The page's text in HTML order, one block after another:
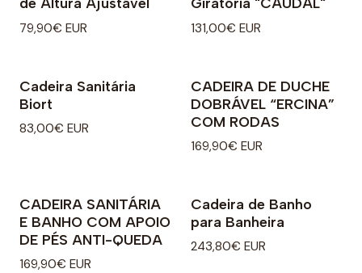
79,90€ EUR 131,00€ EUR
Cadeira Sanitária
Biort
83,00€ EUR
CADEIRA DE DUCHE
DOBRÁVEL “ERCINA”
COM RODAS
169,90€ EUR
CADEIRA SANITÁRIA
E BANHO COM APOIO
DE PÉS ANTI-QUEDA
169,90€ EUR
Cadeira de Banho
para Banheira
243,80€ EUR